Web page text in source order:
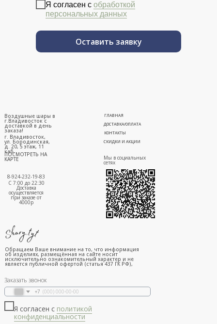
Я согласен с обработкой
персональных данных
Оставить заявку
г. Владивосток,
ул. Бородинская,
д. 20, 5 этаж, 11
каб.
ПОСМОТРЕТЬ НА
КАРТЕ
ГЛАВНАЯ
ДОСТАВКА/ОПЛАТА
СКИДКИ И АКЦИИ
КОНТАКТЫ
8-924-232-19-83
С 7:00 до 22:30
Доставка
осуществляется
при заказе от
4000р
Воздушные шары в
г.Владивосток с
доставкой в день
заказа!
Мы в социальных
сетях
Заказать звонок
+7
Я согласен с политикой
конфиденциальности
Обращаем Ваше внимание на то, что информация
об изделиях, размещённая на сайте носит
исключительно ознакомительный характер и не
является публичной офертой (статья 437 ГК РФ),